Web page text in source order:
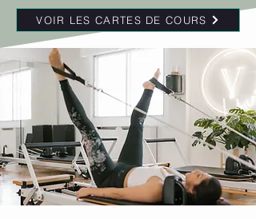
VOIR LES CARTES DE COURS